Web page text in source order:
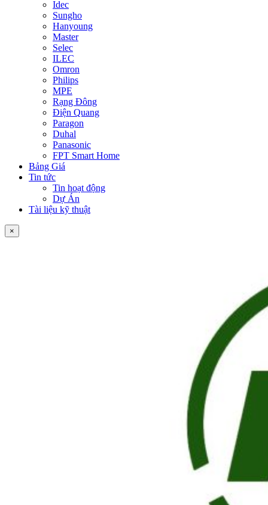
Idec
Sungho
Hanyoung
Master
Selec
ILEC
Omron
Philips
MPE
Rạng Đông
Điện Quang
Paragon
Duhal
Panasonic
FPT Smart Home
Bảng Giá
Tin tức
Tin hoạt động
Dự Án
Tài liệu kỹ thuật
×